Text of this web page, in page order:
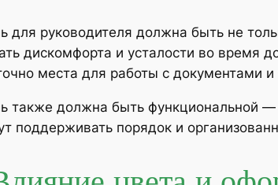
для руководителя должна быть не
дискомфорта и усталости во время
места для работы с документами и
также должна быть функциональной
поддерживать порядок и